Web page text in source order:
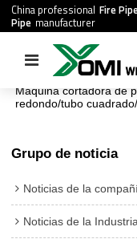
China professional Fire
Pipe manufacturer
todos / Noticias
Máquina cortadora de
redondo/tubo
Grupo de noticia
Noticias de la
Noticias de la Industria